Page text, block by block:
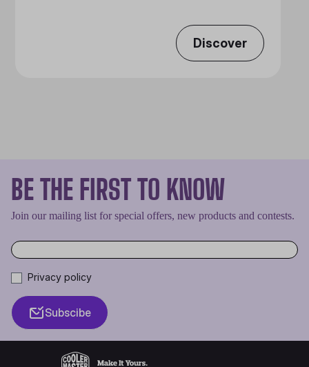
Discover
BE THE FIRST TO KNOW
Join our mailing list for special offers, new products and contests.
Privacy policy
Subscibe